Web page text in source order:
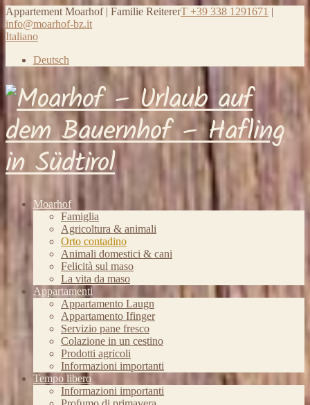
Appartement Moarhof | Familie ReitererT +39 338 1291671 |
info@moarhof-bz.it
Italiano
Deutsch
Moarhof
Famiglia
Agricoltura & animali
Orto contadino
Animali domestici & cani
Felicità sul maso
La vita da maso
Appartamenti
Appartamento Laugn
Appartamento Ifinger
Servizio pane fresco
Colazione in un cestino
Prodotti agricoli
Informazioni importanti
Tempo libero
Informazioni importanti